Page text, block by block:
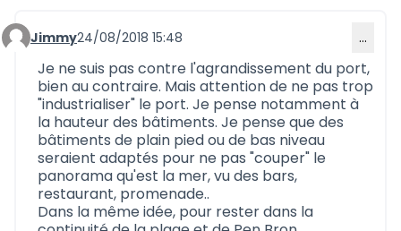
Commentaire 517
Jimmy24/08/2018 15:48 …
Je ne suis pas contre l'agrandissement du port,
bien au contraire. Mais attention de ne pas trop
"industrialiser" le port. Je pense notamment à
la hauteur des bâtiments. Je pense que des
bâtiments de plain pied ou de bas niveau
seraient adaptés pour ne pas "couper" le
panorama qu'est la mer, vu des bars,
restaurant, promenade..
Dans la même idée, pour rester dans la